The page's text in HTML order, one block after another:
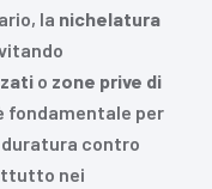
la nichelatura
o zone prive di
fondamentale per
duratura contro
nei